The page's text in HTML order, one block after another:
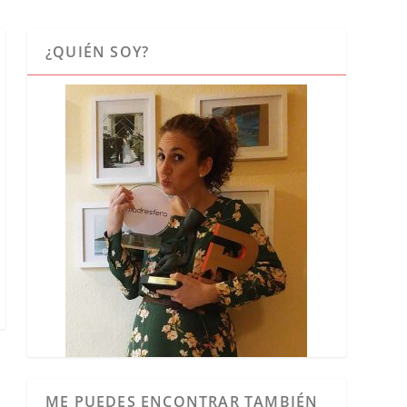
¿QUIÉN SOY?
ME PUEDES ENCONTRAR TAMBIÉN